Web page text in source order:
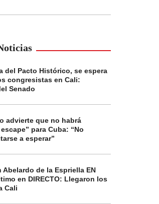
del Pacto Histórico, se espera
congresistas en Cali:
Senado
advierte que no habrá
para Cuba: “No
a esperar”
Abelardo de la Espriella EN
en DIRECTO: Llegaron los
Cali